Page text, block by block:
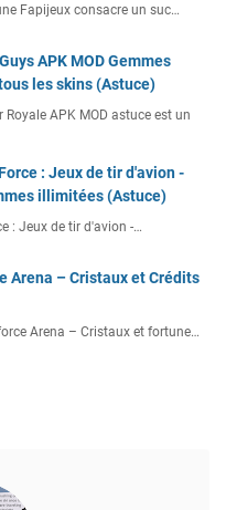
Fapijeux consacre un suc…
APK MOD Gemmes
les skins (Astuce)
APK MOD astuce est un
: Jeux de tir d'avion -
illimitées (Astuce)
: Jeux de tir d'avion -…
Arena – Cristaux et Crédits
Arena – Cristaux et fortune…